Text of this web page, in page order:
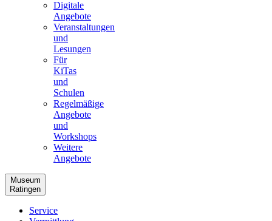
Digitale
Angebote
Veranstaltungen
und
Lesungen
Für
KiTas
und
Schulen
Regelmäßige
Angebote
und
Workshops
Weitere
Angebote
Museum
Ratingen
Service